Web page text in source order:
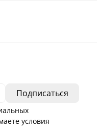
условия